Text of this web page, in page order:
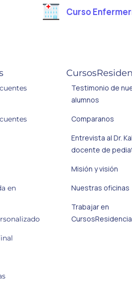
Curso
en
Testimonio de
alumnos
Comparanos
Entrevista al Dr.
docente de
Misión y visión
Nuestras oficinas
Trabajar en